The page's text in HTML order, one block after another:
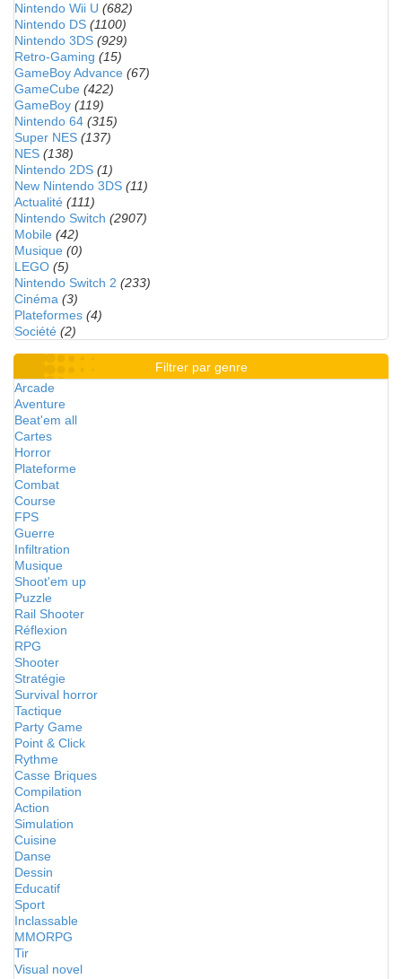
Nintendo Wii U (682)
Nintendo DS (1100)
Nintendo 3DS (929)
Retro-Gaming (15)
GameBoy Advance (67)
GameCube (422)
GameBoy (119)
Nintendo 64 (315)
Super NES (137)
NES (138)
Nintendo 2DS (1)
New Nintendo 3DS (11)
Actualité (111)
Nintendo Switch (2907)
Mobile (42)
Musique (0)
LEGO (5)
Nintendo Switch 2 (233)
Cinéma (3)
Plateformes (4)
Société (2)
Filtrer par genre
Arcade
Aventure
Beat'em all
Cartes
Horror
Plateforme
Combat
Course
FPS
Guerre
Infiltration
Musique
Shoot'em up
Puzzle
Rail Shooter
Réflexion
RPG
Shooter
Stratégie
Survival horror
Tactique
Party Game
Point & Click
Rythme
Casse Briques
Compilation
Action
Simulation
Cuisine
Danse
Dessin
Educatif
Sport
Inclassable
MMORPG
Tir
Visual novel